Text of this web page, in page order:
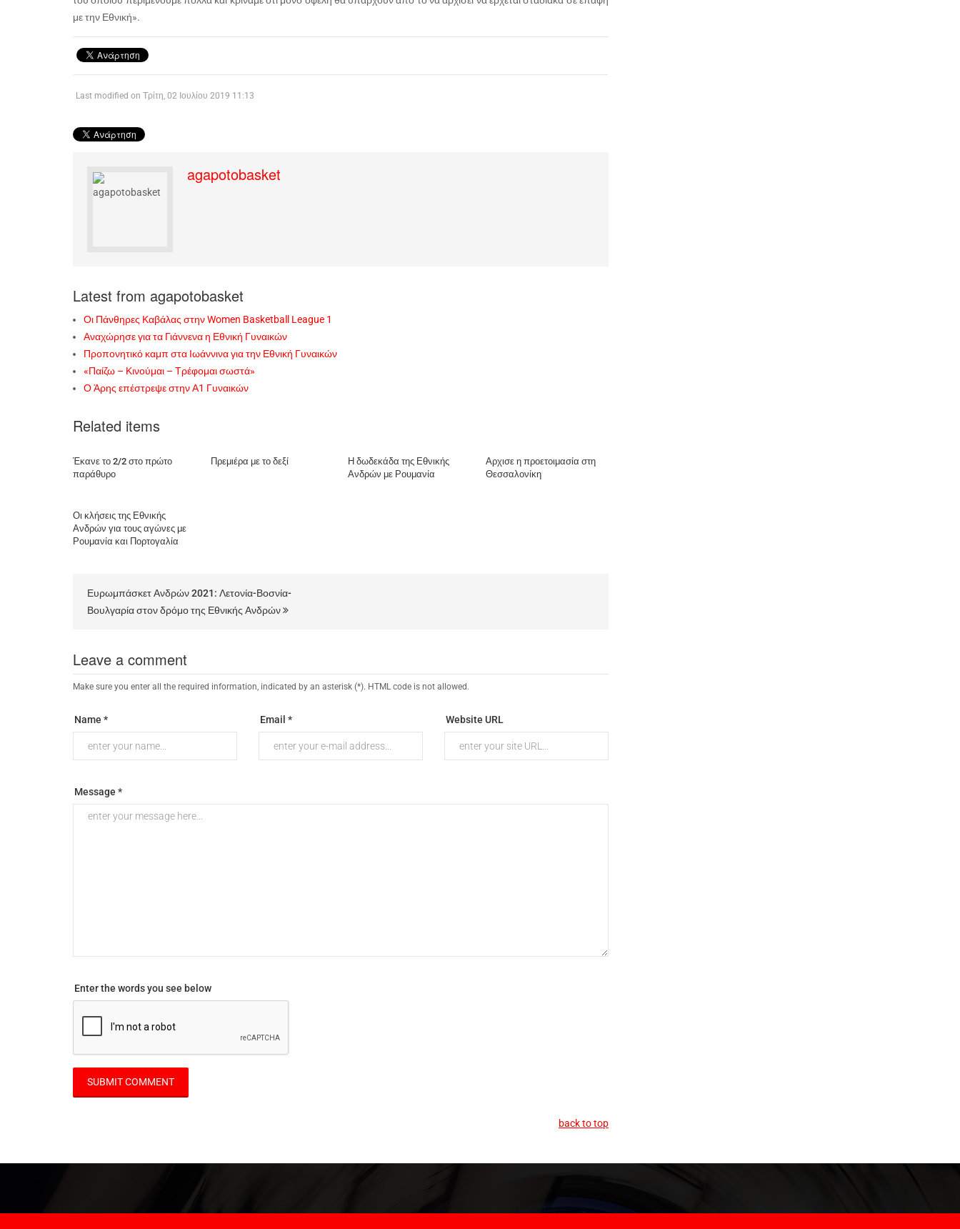
με την Εθνική».
Last modified on Τρίτη, 02 Ιουλίου 2019 11:13
agapotobasket
Latest from agapotobasket
Οι Πάνθηρες Καβάλας στην Women Basketball League 1
Αναχώρησε για τα Γιάννενα η Εθνική Γυναικών
Προπονητικό καμπ στα Ιωάννινα για την Εθνική Γυναικών
«Παίζω – Κινούμαι – Τρέφομαι σωστά»
Ο Άρης επέστρεψε στην Α1 Γυναικών
Related items
Έκανε το 2/2 στο πρώτο
παράθυρο
Πρεμιέρα με το δεξί
Η δωδεκάδα της Εθνικής
Ανδρών με Ρουμανία
Αρχισε η προετοιμασία στη
Θεσσαλονίκη
Οι κλήσεις της Εθνικής
Ανδρών για τους αγώνες με
Ρουμανία και Πορτογαλία
Ευρωμπάσκετ Ανδρών 2021: Λετονία-Βοσνία-
Βουλγαρία στον δρόμο της Εθνικής Ανδρών
Leave a comment
Make sure you enter all the required information, indicated by an asterisk (*). HTML code is not allowed.
Name * Email * Website URL
Message *
Enter the words you see below
back to top